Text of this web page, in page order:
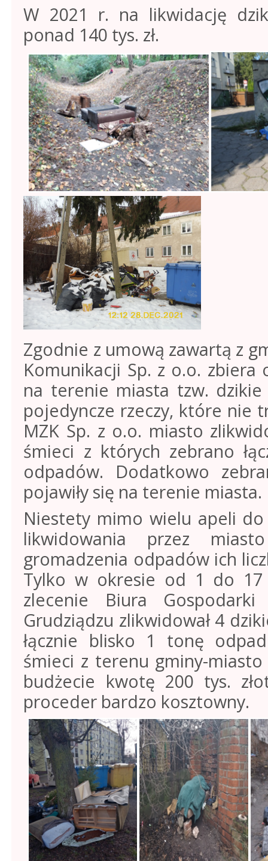
W 2021 r. na likwidację
ponad 140 tys. zł.
Zgodnie z umową zawartą z
Komunikacji Sp. z o.o. zbiera
na terenie miasta tzw.
pojedyncze rzeczy, które nie
MZK Sp. z o.o. miasto
śmieci z których zebrano
odpadów. Dodatkowo
pojawiły się na terenie miasta.
Niestety mimo wielu apeli
likwidowania przez
gromadzenia odpadów ich
Tylko w okresie od 1 do 17
zlecenie Biura
Grudziądzu zlikwidował 4
łącznie blisko 1 tonę
śmieci z terenu gminy-
budżecie kwotę 200 tys.
proceder bardzo kosztowny.